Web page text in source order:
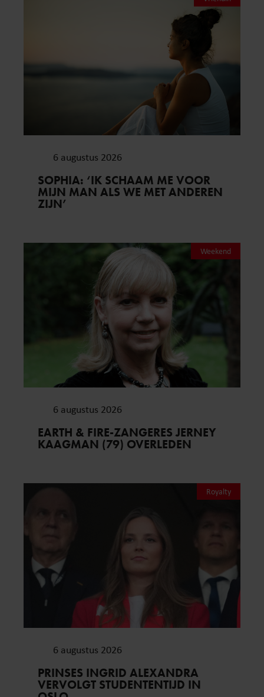
6 augustus 2026
SOPHIA: ‘IK SCHAAM ME VOOR
MIJN MAN ALS WE MET ANDEREN
ZIJN’
Weekend
6 augustus 2026
EARTH & FIRE-ZANGERES JERNEY
KAAGMAN (79) OVERLEDEN
Royalty
6 augustus 2026
PRINSES INGRID ALEXANDRA
VERVOLGT STUDENTENTIJD IN